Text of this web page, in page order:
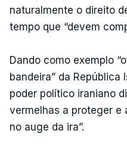
naturalmente o direito
tempo que “devem
Dando como exemplo
bandeira” da República
poder político iraniano
vermelhas a proteger e
no auge da ira”.